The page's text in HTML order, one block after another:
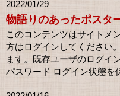
2022/01/29
物語りのあったポスタ
このコンテンツはサイトメ
方はログインしてください
ます。既存ユーザのログイ
パスワード ログイン状態